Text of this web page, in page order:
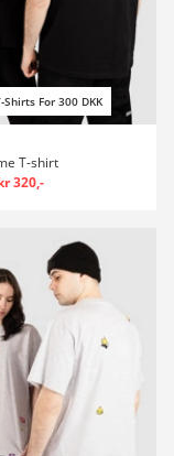
Shirts For 300 DKK
T-shirt
320,-